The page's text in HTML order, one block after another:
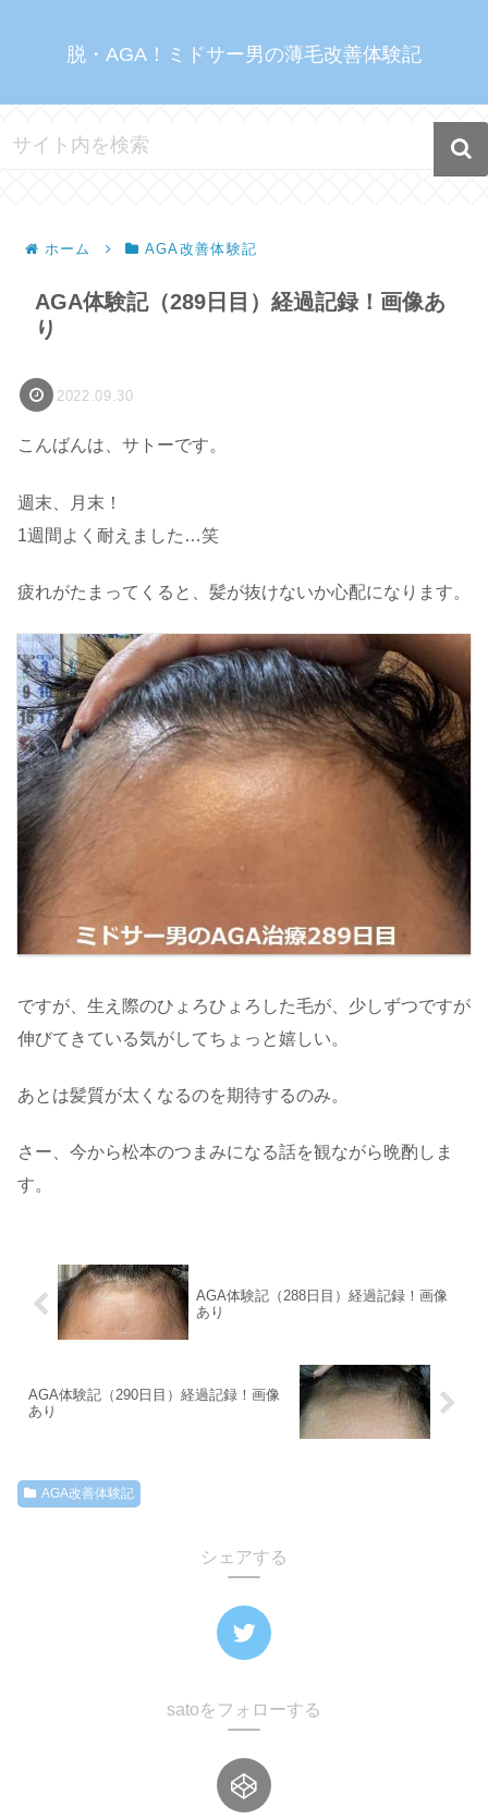
脱・AGA！ミドサー男の薄毛改善体験記
ホーム AGA改善体験記
AGA体験記（289日目）経過記録！画像あ
り
2022.09.30
こんばんは、サトーです。
週末、月末！
1週間よく耐えました…笑
疲れがたまってくると、髪が抜けないか心配になります。
ですが、生え際のひょろひょろした毛が、少しずつですが
伸びてきている気がしてちょっと嬉しい。
あとは髪質が太くなるのを期待するのみ。
さー、今から松本のつまみになる話を観ながら晩酌しま
す。
AGA体験記（288日目）経過記録！画像
あり
AGA体験記（290日目）経過記録！画像
あり
AGA改善体験記
シェアする
satoをフォローする